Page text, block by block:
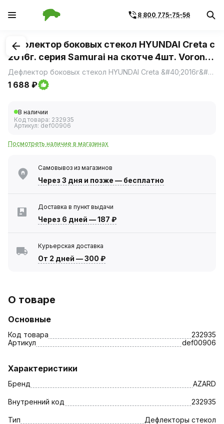
8 800 775-75-56
1/1
Дефлектор боковых стекол HYUNDAI Creta с
2016г. серия Samurai на скотче 4шт. Voron
Glass (AZARD)
Дефлектор боковых стекол HYUNDAI Creta &#40;2016г&#41; серия Samurai на скотче Voron Glass &#40;AZARD&#41; 4шт
1 688 ₽
В наличии
Код товара: 232935
Артикул: def00906
Посмотреть наличие в магазинах
Самовывоз из магазинов
Через 3 дня и позже — бесплатно
Доставка в пункт выдачи
Через 6 дней —187 ₽
Курьерская доставка
От 2 дней —300 ₽
О товаре
Основные
Код товара
232935
Артикул
def00906
Характеристики
Бренд AZARD
Внутренний код 232935
Тип Дефлекторы стекол